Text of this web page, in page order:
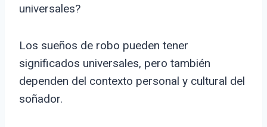
universales?
Los sueños de robo pueden tener
significados universales, pero también
dependen del contexto personal y cultural del
soñador.